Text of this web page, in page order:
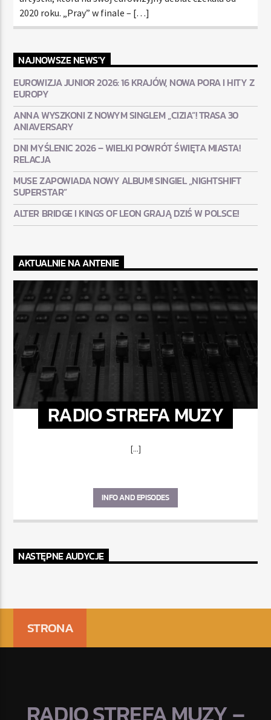
2020 roku. „Pray” w finale – […]
NAJNOWSZE NEWS'Y
EUROWIZJA JUNIOR 2026: 16 KRAJÓW, NOWA PORA I HITY Z
EUROPY
ANNA WYSZKONI Z NOWYM SINGLEM „CIZIA”! TRASA 30
ANIAVERSARY
DNI MYŚLENIC 2026 – WIELKI POWRÓT ŚWIĘTA MIASTA!
RELACJA
MUSE ZAPOWIADA NOWY ALBUM! SINGIEL „NIGHTSHIFT
SUPERSTAR”
ALTER BRIDGE I KINGS OF LEON GRAJĄ DZIŚ W POLSCE!
AKTUALNIE NA ANTENIE
RADIO STREFA MUZY
[...]
INFO AND EPISODES
NASTĘPNE AUDYCJE
STRONA